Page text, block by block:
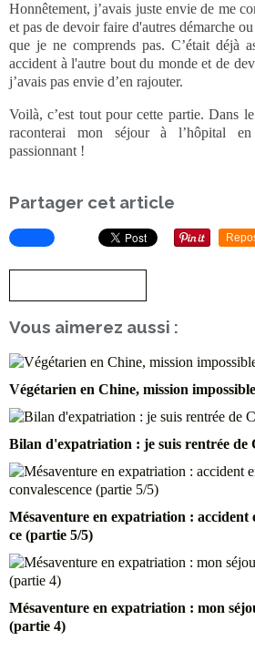
Honnêtement, j’avais juste envie de me
et pas de devoir faire d'autres démarche
que je ne comprends pas. C’était déjà
accident à l'autre bout du monde et de
j’avais pas envie d’en rajouter.
Voilà, c’est tout pour cette partie. Dans
raconterai mon séjour à l’hôpital
passionnant !
Partager cet article
Vous aimerez aussi :
Végétarien en Chine, mission
Bilan d'expatriation : je suis rentrée de
Mésaventure en expatriation : accident
ce (partie 5/5)
Mésaventure en expatriation : mon
(partie 4)